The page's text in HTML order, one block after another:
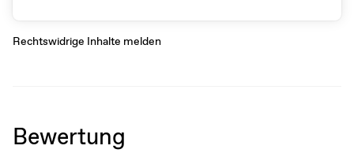
Rechtswidrige Inhalte melden
Bewertung